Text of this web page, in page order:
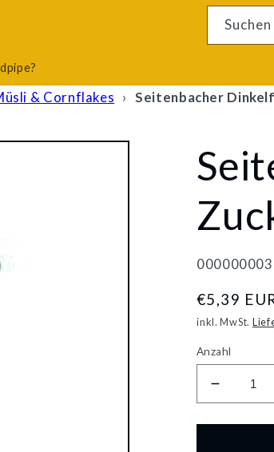
Suchen
4
& Cornflakes › Seitenbacher
Normaler
Preis
€5,39
inkl. MwSt.
Anzahl
die
Menge